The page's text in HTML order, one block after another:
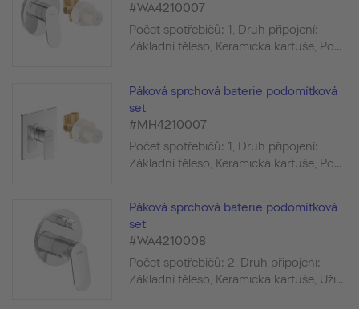
#WA4210007
Počet spotřebičů: 1, Druh připojení:
Základní těleso, Keramická kartuše, Po...
Páková sprchová baterie podomítková
set
#MH4210007
Počet spotřebičů: 1, Druh připojení:
Základní těleso, Keramická kartuše, Po...
Páková sprchová baterie podomítková
set
#WA4210008
Počet spotřebičů: 2, Druh připojení:
Základní těleso, Keramická kartuše, Uži...